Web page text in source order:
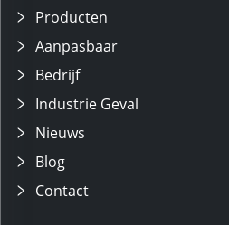
Producten
Aanpasbaar
Bedrijf
Industrie Geval
Nieuws
Blog
Contact